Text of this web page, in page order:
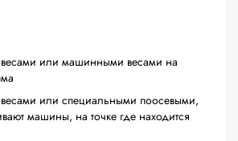
или машинными весами на
или специальными поосевыми,
машины, на точке где находится